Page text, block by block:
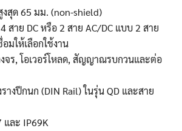
สุด 65 มม. (non-shield)
สาย DC หรือ 2 สาย AC/DC แบบ 2 สาย
มให้เลือกใช้งาน
จร, โอเวอร์โหลด, สัญญาณรบกวนและต่อ
างปีกนก (DIN Rail) ในรุ่น QD และสาย
และ IP69K